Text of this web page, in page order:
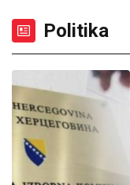
Politika